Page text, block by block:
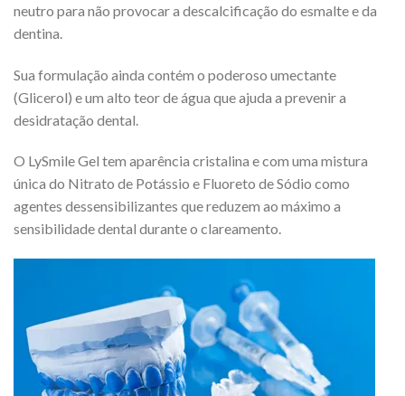
neutro para não provocar a descalcificação do esmalte e da
dentina.
Sua formulação ainda contém o poderoso umectante
(Glicerol) e um alto teor de água que ajuda a prevenir a
desidratação dental.
O LySmile Gel tem aparência cristalina e com uma mistura
única do Nitrato de Potássio e Fluoreto de Sódio como
agentes dessensibilizantes que reduzem ao máximo a
sensibilidade dental durante o clareamento.